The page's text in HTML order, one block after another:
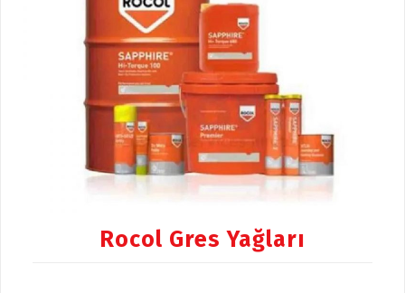
Rocol Gres Yağları